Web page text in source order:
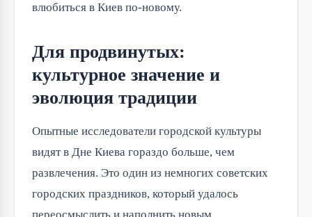
влюбиться в Киев по-новому.
Для продвинутых:
культурное значение и
эволюция традиции
Опытные исследователи городской культуры
видят в Дне Киева гораздо больше, чем
развлечения. Это один из немногих советских
городских праздников, который удалось